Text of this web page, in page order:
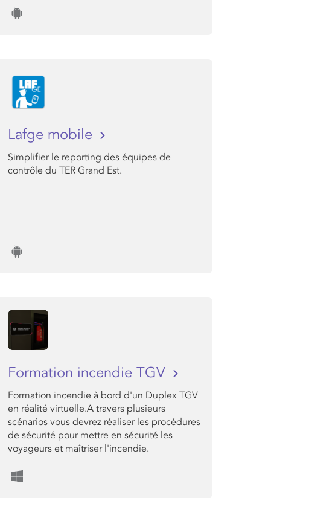
Lafge mobile
Simplifier le reporting des équipes de
contrôle du TER Grand Est.
Formation incendie TGV
Formation incendie à bord d'un Duplex TGV
en réalité virtuelle.A travers plusieurs
scénarios vous devrez réaliser les procédures
de sécurité pour mettre en sécurité les
voyageurs et maîtriser l'incendie.